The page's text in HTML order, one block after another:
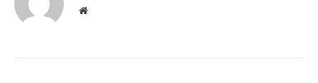
Website